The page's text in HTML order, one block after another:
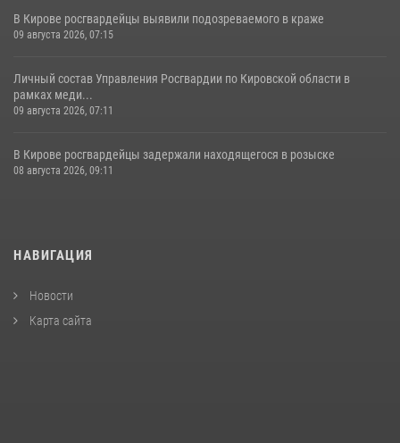
В Кирове росгвардейцы выявили подозреваемого в краже
09 августа 2026, 07:15
Личный состав Управления Росгвардии по Кировской области в
рамках меди...
09 августа 2026, 07:11
В Кирове росгвардейцы задержали находящегося в розыске
08 августа 2026, 09:11
НАВИГАЦИЯ
Новости
Карта сайта